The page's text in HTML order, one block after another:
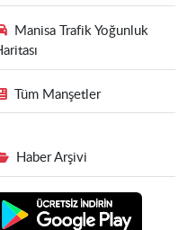
Manisa Trafik Yoğunluk
Tüm Manşetler
Haber Arşivi